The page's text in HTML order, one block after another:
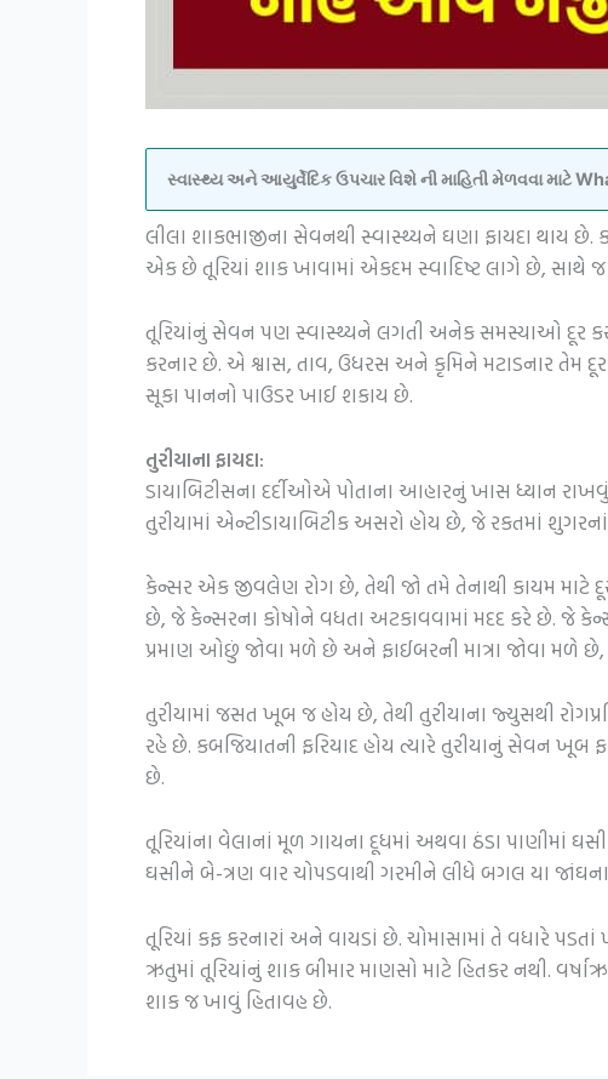
સ્વાસ્થ્ય અને આયુર્વેદિક ઉપચાર વિશે ની માહિતી મેળવવા માટે
લીલા શાકભાજીના સેવનથી સ્વાસ્થ્યને ઘણા ફાયદા થાય છે.
એક છે તૂરિયાં શાક ખાવામાં એકદમ સ્વાદિષ્ટ લાગે છે,
તૂરિયાંનું સેવન પણ સ્વાસ્થ્યને લગતી અનેક સમસ્યાઓ દૂર
કરનાર છે. એ શ્વાસ, તાવ, ઉધરસ અને કૃમિને મટાડનાર તેમ
સૂકા પાનનો પાઉડર ખાઈ શકાય છે.
તુરીયાના ફાયદા:
ડાયાબિટીસના દર્દીઓએ પોતાના આહારનું ખાસ ધ્યાન
તુરીયામાં એન્ટીડાયાબિટીક અસરો હોય છે, જે રકતમાં
કેન્સર એક જીવલેણ રોગ છે, તેથી જો તમે તેનાથી કાયમ માટે
છે, જે કેન્સરના કોષોને વધતા અટકાવવામાં મદદ કરે છે. જે
પ્રમાણ ઓછું જોવા મળે છે અને ફાઈબરની માત્રા જોવા મળે છે,
તુરીયામાં જસત ખૂબ જ હોય છે, તેથી તુરીયાના જ્યુસથી
રહે છે. કબજિયાતની ફરિયાદ હોય ત્યારે તુરીયાનું સેવન ખૂબ
છે.
તૂરિયાંના વેલાનાં મૂળ ગાયના દૂધમાં અથવા ઠંડા પાણીમાં
ઘસીને બે-ત્રણ વાર ચોપડવાથી ગરમીને લીધે બગલ યા
તૂરિયાં કફ કરનારાં અને વાયડાં છે. ચોમાસામાં તે વધારે
ઋતુમાં તૂરિયાંનું શાક બીમાર માણસો માટે હિતકર નથી.
શાક જ ખાવું હિતાવહ છે.